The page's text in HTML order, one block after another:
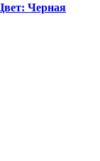
Черная